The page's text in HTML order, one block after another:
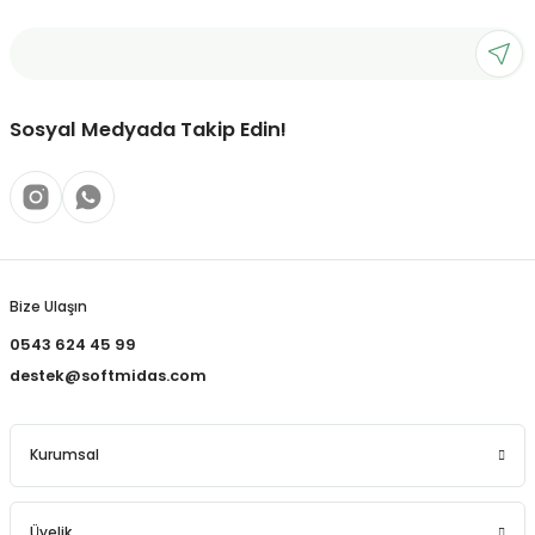
Bu ürüne benzer farklı alternatifler olmalı.
Sosyal Medyada Takip Edin!
Bize Ulaşın
0543 624 45 99
destek@softmidas.com
Kurumsal